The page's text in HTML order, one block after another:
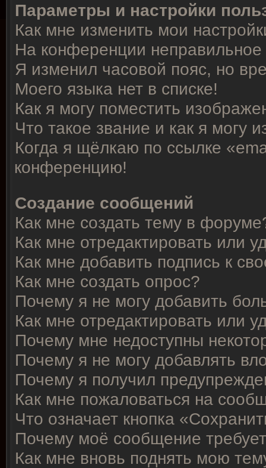
Параметры и настройки
Как мне изменить мои
На конференции
Я изменил часовой пояс, но
Моего языка нет в списке!
Как я могу поместить
Что такое звание и как я могу
Когда я щёлкаю по ссылке
конференцию!
Создание сообщений
Как мне создать тему в
Как мне отредактировать или
Как мне добавить подпись к
Как мне создать опрос?
Почему я не могу добавить
Как мне отредактировать или
Почему мне недоступны
Почему я не могу добавлять
Почему я получил
Как мне пожаловаться на
Что означает кнопка
Почему моё сообщение
Как мне вновь поднять мою